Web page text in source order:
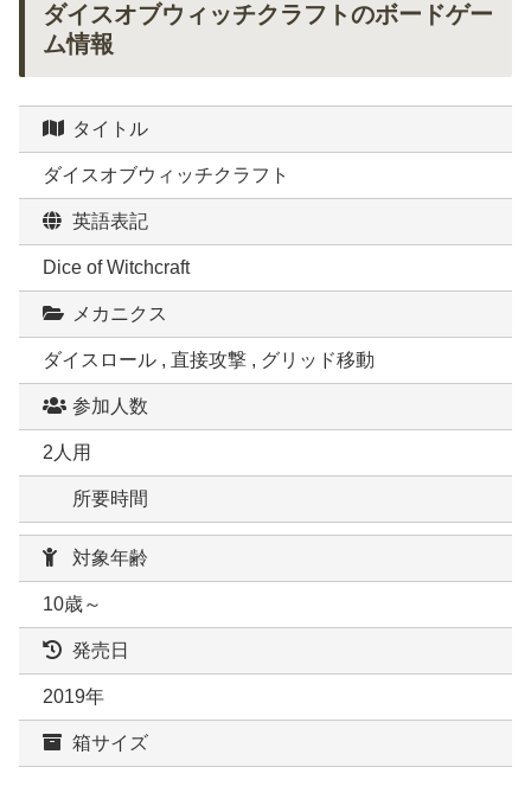
ダイスオブウィッチクラフトのボードゲー
ム情報
タイトル
ダイスオブウィッチクラフト
英語表記
Dice of Witchcraft
メカニクス
ダイスロール , 直接攻撃 , グリッド移動
参加人数
2人用
所要時間
対象年齢
10歳～
発売日
2019年
箱サイズ